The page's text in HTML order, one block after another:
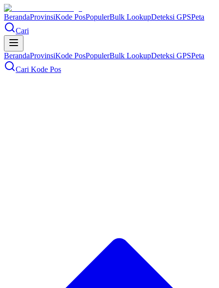
BerandaProvinsiKode PosPopulerBulk LookupDeteksi GPSPeta
Cari
BerandaProvinsiKode PosPopulerBulk LookupDeteksi GPSPeta
Cari Kode Pos